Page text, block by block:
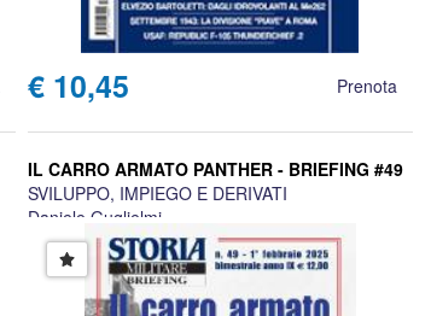
€ 10,45 Prenota
IL CARRO ARMATO PANTHER - BRIEFING #49
SVILUPPO, IMPIEGO E DERIVATI
Daniele Guglielmi